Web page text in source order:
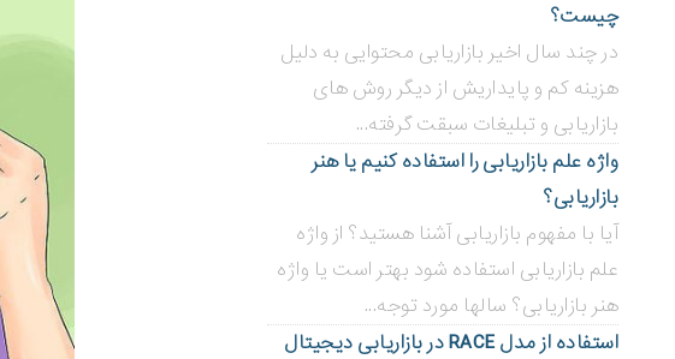
چیست؟
در چند سال اخیر بازاریابی محتوایی به دلیل
هزینه کم و پایداریش از دیگر روش های
بازاریابی و تبلیغات سبقت گرفته...
واژه علم بازاریابی را استفاده کنیم یا هنر
بازاریابی؟
آیا با مفهوم بازاریابی آشنا هستید؟ از واژه
علم بازاریابی استفاده شود بهتر است یا واژه
هنر بازاریابی؟ سالها مورد توجه...
استفاده از مدل RACE در بازاریابی دیجیتال